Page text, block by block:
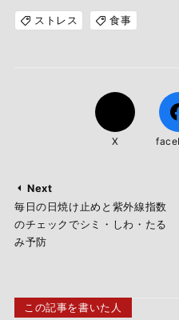
ストレス 食事
X
Next
毎日の日焼け止めと紫外線指数
のチェックでシミ・しわ・たる
み予防
この記事を書いた人